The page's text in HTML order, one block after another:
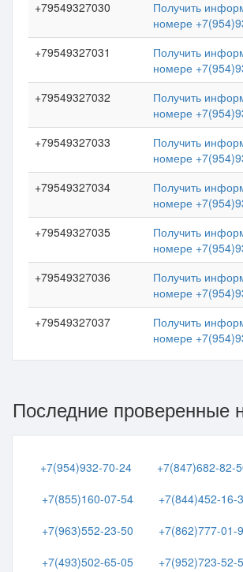
+79549327030
Получить
номере
+79549327031
Получить
номере
+79549327032
Получить
номере
+79549327033
Получить
номере
+79549327034
Получить
номере
+79549327035
Получить
номере
+79549327036
Получить
номере
+79549327037
Получить
номере
Последние проверенные
+7(954)932-70-24
+7(847)682-82-
+7(855)160-07-54
+7(844)452-16-
+7(963)552-23-50
+7(862)777-01-
+7(493)502-65-05
+7(952)723-52-